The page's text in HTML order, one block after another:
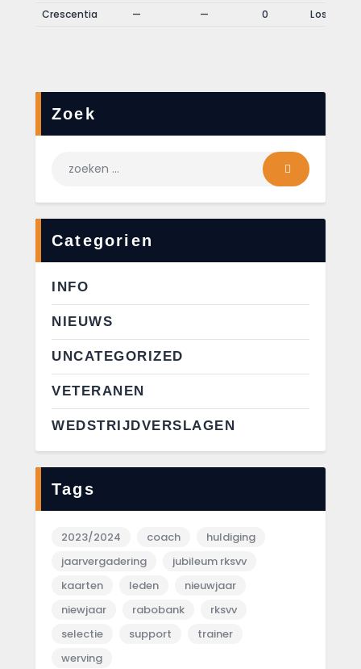
Crescentia — — 0 Loss
Zoek
Categorien
INFO
NIEUWS
UNCATEGORIZED
VETERANEN
WEDSTRIJDVERSLAGEN
Tags
2023/2024 coach
huldiging
jaarvergadering
jubileum rksvv
kaarten
leden
nieuwjaar
niewjaar
rabobank
rksvv
selectie
support
trainer
werving